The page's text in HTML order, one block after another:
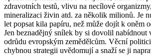
zdravotních testů, vlivu na necílové
mineralizaci živin atd. za několik milionů. Je
let popsat kila papíru, než může dojít k oněm
Jen beznadějný snílek by si dovolil nabídnout
odrůdu evropským zemědělcům. Věcní
chybnou strategii uvědomují a snaží se ji